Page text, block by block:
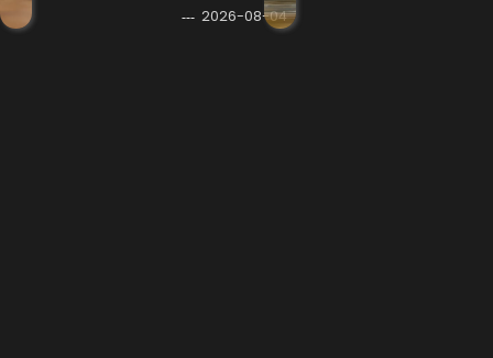
2026-08-04